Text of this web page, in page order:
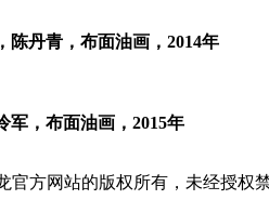
陈丹青，布面油画，2014年
军，布面油画，2015年
官方网站的版权所有，未经授权